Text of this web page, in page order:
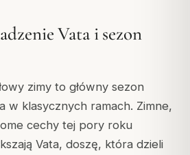
Vata i sezon
zimy to główny sezon
w klasycznych ramach. Zimne,
cechy tej pory roku
Vata, doszę, która dzieli